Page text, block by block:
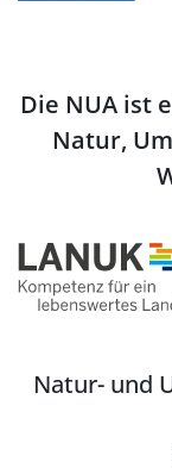
Die NUA ist
Natur,
Natur- und